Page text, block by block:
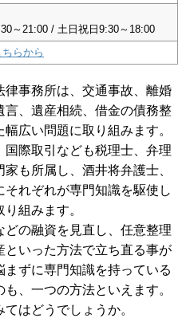
～21:00 / 土日祝日9:30～18:00
らから
事務所は、交通事故、離婚
、遺産相続、借金の債務整
広い問題に取り組みます。
際取引なども税理士、弁理
も所属し、酒井将弁護士、
れぞれが専門知識を駆使し
組みます。
の融資を見直し、任意整理
いった方法で立ち直る事が
ずに専門知識を持っている
、一つの方法といえます。
はどうでしょうか。